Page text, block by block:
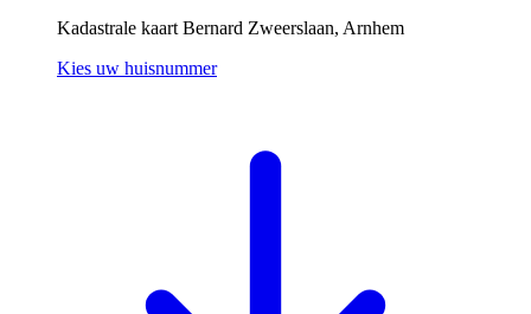
Kadastrale kaart Bernard Zweerslaan, Arnhem
Kies uw huisnummer